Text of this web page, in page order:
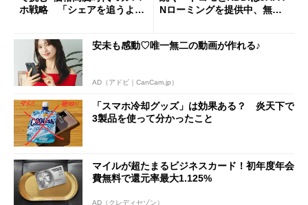
ホ戦略 「シェアを追うより
Nローミングを提供中、無料
安未も感動♡唯一無二の動画が作れる♪
AD（アドビ｜CanCam.jp）
「スマホ冷却グッズ」は効果ある？ 炎天下で
3製品を使って分かったこと
マイルが超たまるビジネスカード！初年度年会
費無料で還元率最大1.125%
AD（クレディセゾン）